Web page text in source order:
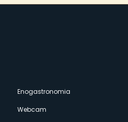
Enogastronomia
Webcam